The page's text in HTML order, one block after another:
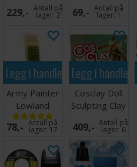
229,- Antall på
lager:2
Fine Basing
Grit
69,- Antall på
lager:1
Legg i handlekurven
Army Painter
Lowland
Shrubs
78,- Antall på
lager: 17
Legg i
Cosclay Doll
Sculpting Clay
Warm Beige
409,- Antall på
lager:6